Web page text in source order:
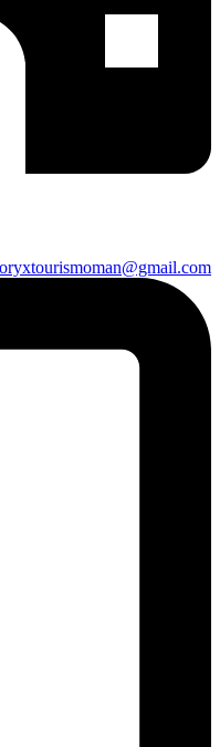
oryxtourismoman@gmail.com